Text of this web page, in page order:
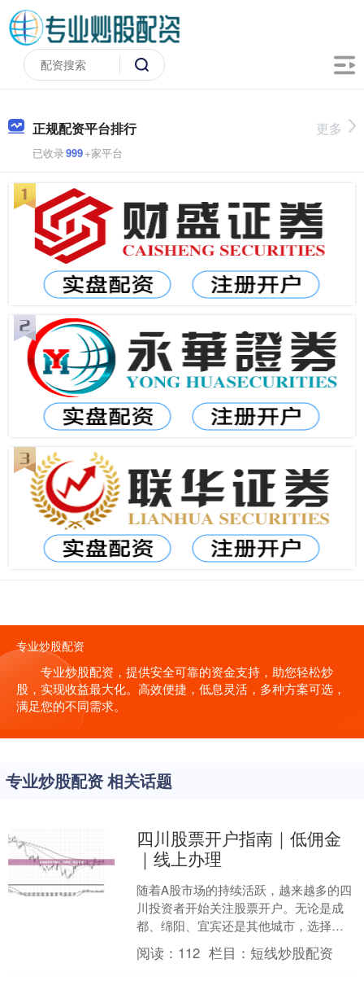
正规配资平台排行
已收录999+家平台
更多
专业炒股配资
专业炒股配资，提供安全可靠的资金支持，助您轻松炒
股，实现收益最大化。高效便捷，低息灵活，多种方案可选，
满足您的不同需求。
专业炒股配资 相关话题
四川股票开户指南｜低佣金
｜线上办理
随着A股市场的持续活跃，越来越多的四
川投资者开始关注股票开户。无论是成
都、绵阳、宜宾还是其他城市，选择一
家佣金低、服务好的券商，并通过线上
方式快速完成开户，已成....
阅读： 112 栏目： 短线炒股配资